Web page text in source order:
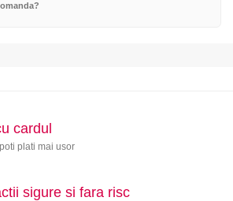
cardul
plati mai usor
sigure si fara risc